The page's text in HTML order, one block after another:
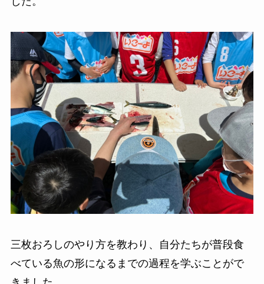
三枚おろしのやり方を教わり、自分たちが普段食
べている魚の形になるまでの過程を学ぶことがで